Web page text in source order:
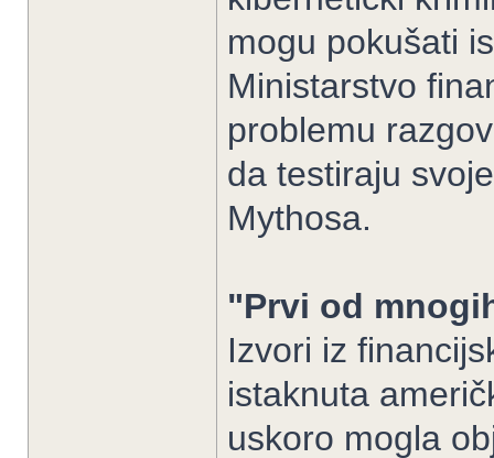
mogu pokušati
Ministarstvo
problemu
da testiraju
Mythosa.
"Prvi od
Izvori iz
istaknuta
uskoro mogla